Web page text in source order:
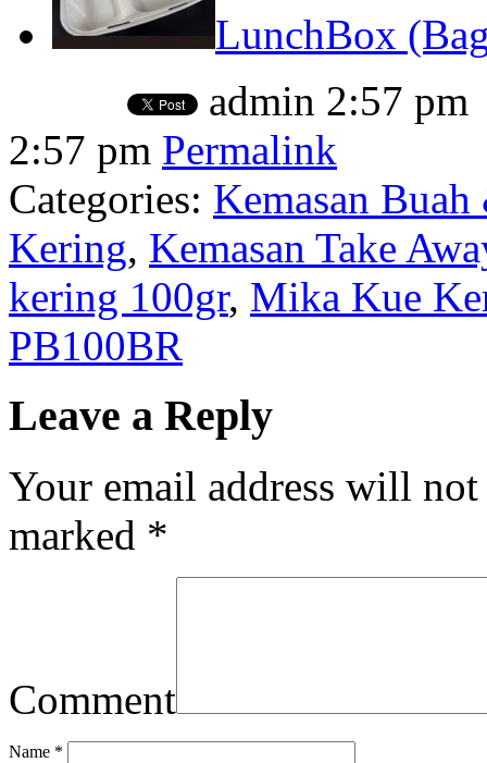
LunchBox
admin 2:57 pm
2:57 pm Permalink
Categories: Kemasan
Kering, Kemasan Take
kering 100gr, Mika Kue
PB100BR
Leave a Reply
Your email address will
marked *
Comment
Name *